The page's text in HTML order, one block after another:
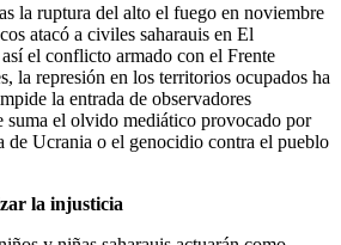
la ruptura del alto el fuego en noviembre
atacó a civiles saharauis en El
el conflicto armado con el Frente
la represión en los territorios ocupados ha
la entrada de observadores
suma el olvido mediático provocado por
de Ucrania o el genocidio contra el pueblo
la injusticia